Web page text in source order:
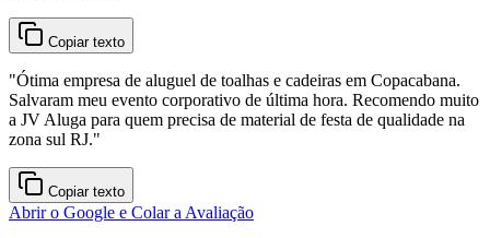
Copiar texto
"Ótima empresa de aluguel de toalhas e cadeiras em Copacabana.
Salvaram meu evento corporativo de última hora. Recomendo muito
a JV Aluga para quem precisa de material de festa de qualidade na
zona sul RJ."
Copiar texto
Abrir o Google e Colar a Avaliação